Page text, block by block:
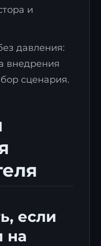
и
давления:
внедрения
сценария.
если
на